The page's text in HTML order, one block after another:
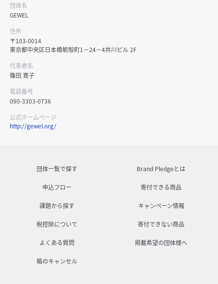
団体名
GEWEL
住所
〒103-0014
東京都中央区日本橋蛎殻町1－24－4井川ビル 2F
代表者名
篠田 寛子
電話番号
090-3303-0736
公式ホームページ
http://gewel.org/
団体一覧で探す Brand Pledgeとは
申込フロー 寄付できる商品
課題から探す キャンペーン情報
税控除について 寄付できない商品
よくある質問 掲載希望の団体様へ
箱のキャンセル